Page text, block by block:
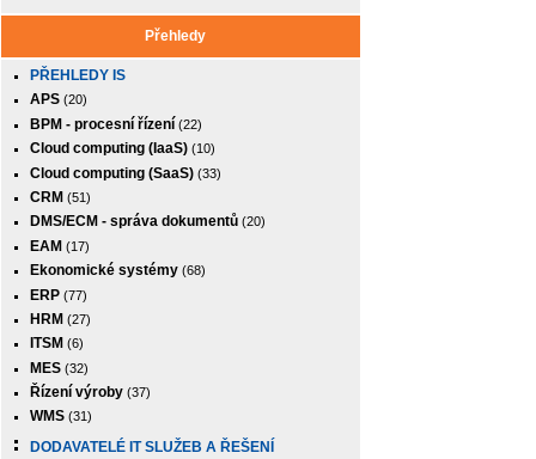
Přehledy
PŘEHLEDY IS
APS (20)
BPM - procesní řízení (22)
Cloud computing (IaaS) (10)
Cloud computing (SaaS) (33)
CRM (51)
DMS/ECM - správa dokumentů (20)
EAM (17)
Ekonomické systémy (68)
ERP (77)
HRM (27)
ITSM (6)
MES (32)
Řízení výroby (37)
WMS (31)
DODAVATELÉ IT SLUŽEB A ŘEŠENÍ